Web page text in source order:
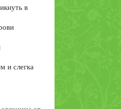
в
и слегка